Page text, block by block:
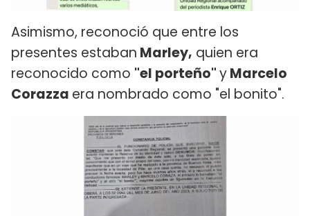
Asimismo, reconoció que entre los
presentes estaban Marley, quien era
reconocido como "el porteño"yMarcelo
Corazza era nombrado como "el bonito".